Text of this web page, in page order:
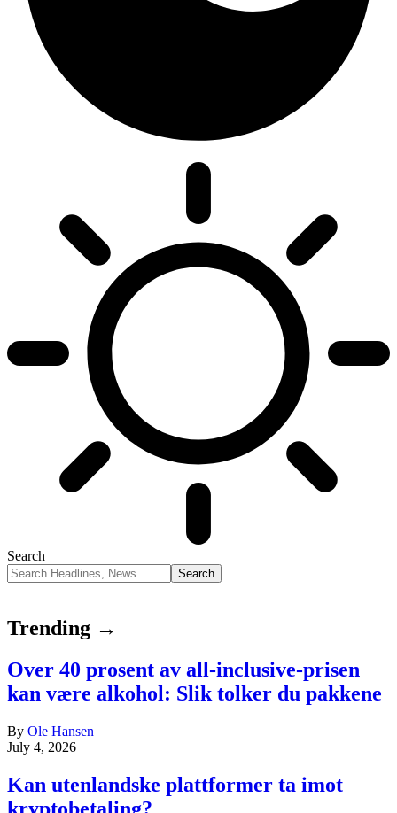
Search
Trending →
Over 40 prosent av all-inclusive-prisen
kan være alkohol: Slik tolker du pakkene
By Ole Hansen
July 4, 2026
Kan utenlandske plattformer ta imot
kryptobetaling?